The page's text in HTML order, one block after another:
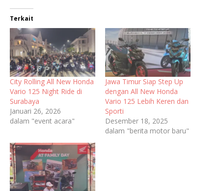
Terkait
City Rolling All New Honda
Vario 125 Night Ride di
Surabaya
Januari 26, 2026
dalam "event acara"
Jawa Timur Siap Step Up
dengan All New Honda
Vario 125 Lebih Keren dan
Sporti
Desember 18, 2025
dalam "berita motor baru"